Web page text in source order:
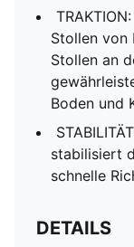
Stollen von
Stollen an
Boden und
stabilisiert
schnelle
DETAILS